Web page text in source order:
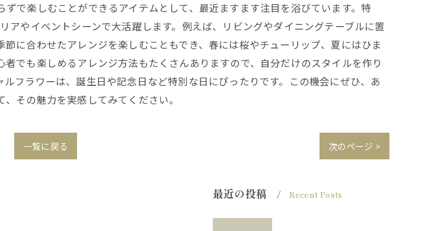
で楽しむことができるアイテムとして、最近ますます注目を浴びています。特
やイベントシーンで大活躍します。例えば、リビングやダイニングテーブルに置
に合わせたアレンジを楽しむこともでき、春には桜やチューリップ、夏にはひま
でも楽しめるアレンジ方法もたくさんありますので、自分だけのスタイルを作り
フラワーは、誕生日や記念日など特別な日にぴったりです。この機会にぜひ、あ
その魅力を実感してみてください。
一覧に戻る 次のページ >
最近の投稿 Recent Posts